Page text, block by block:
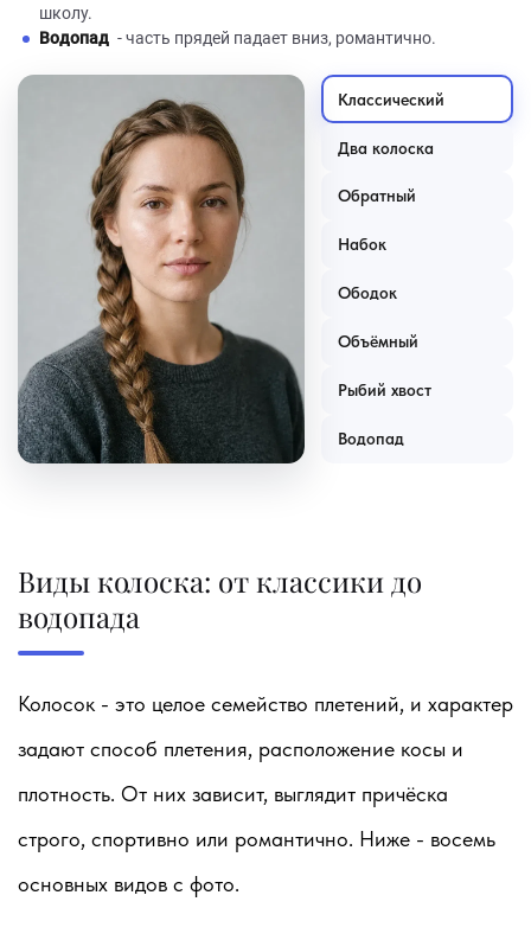
школу.
Водопад - часть прядей падает вниз, романтично.
Классический
Два колоска
Обратный
Набок
Ободок
Объёмный
Рыбий хвост
Водопад
Виды колоска: от классики до
водопада
Колосок - это целое семейство плетений, и характер
задают способ плетения, расположение косы и
плотность. От них зависит, выглядит причёска
строго, спортивно или романтично. Ниже - восемь
основных видов с фото.